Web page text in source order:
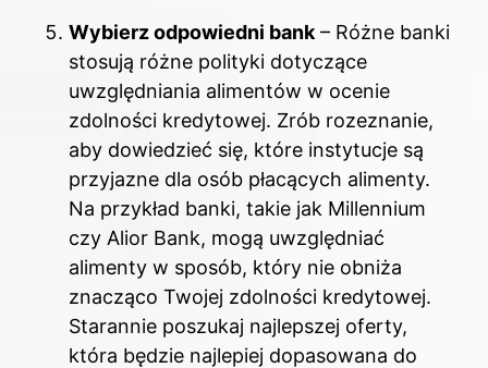
Wybierz odpowiedni bank – Różne banki
stosują różne polityki dotyczące
uwzględniania alimentów w ocenie
zdolności kredytowej. Zrób rozeznanie,
aby dowiedzieć się, które instytucje są
przyjazne dla osób płacących alimenty.
Na przykład banki, takie jak Millennium
czy Alior Bank, mogą uwzględniać
alimenty w sposób, który nie obniża
znacząco Twojej zdolności kredytowej.
Starannie poszukaj najlepszej oferty,
która będzie najlepiej dopasowana do